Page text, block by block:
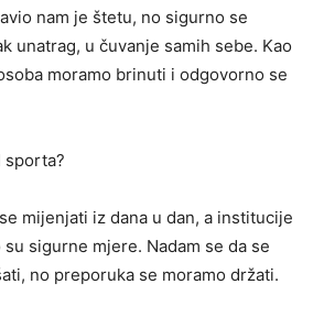
nam je štetu, no sigurno se
unatrag, u čuvanje samih sebe. Kao
moramo brinuti i odgovorno se
sporta?
mijenjati iz dana u dan, a institucije
sigurne mjere. Nadam se da se
no preporuka se moramo držati.